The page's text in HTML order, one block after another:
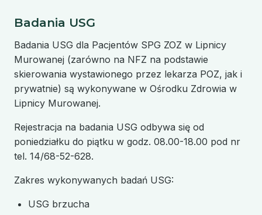
Badania USG
Badania USG dla Pacjentów SPG ZOZ w Lipnicy
Murowanej (zarówno na NFZ na podstawie
skierowania wystawionego przez lekarza POZ, jak i
prywatnie) są wykonywane w Ośrodku Zdrowia w
Lipnicy Murowanej.
Rejestracja na badania USG odbywa się od
poniedziałku do piątku w godz. 08.00-18.00 pod nr
tel. 14/68-52-628.
Zakres wykonywanych badań USG:
USG brzucha